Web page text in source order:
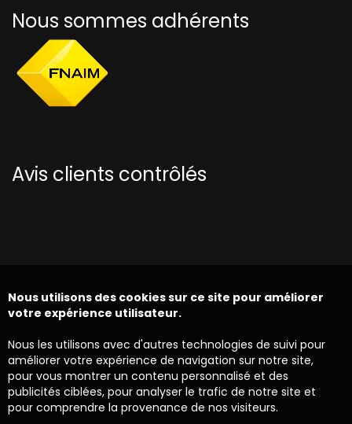
Nous sommes adhérents
Avis clients contrôlés
Nous utilisons des cookies sur ce site pour améliorer
votre expérience utilisateur.
Nous les utilisons avec d'autres technologies de suivi pour
améliorer votre expérience de navigation sur notre site,
pour vous montrer un contenu personnalisé et des
publicités ciblées, pour analyser le trafic de notre site et
pour comprendre la provenance de nos visiteurs.